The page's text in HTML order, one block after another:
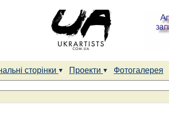
сторінки Проекти Фотогалерея